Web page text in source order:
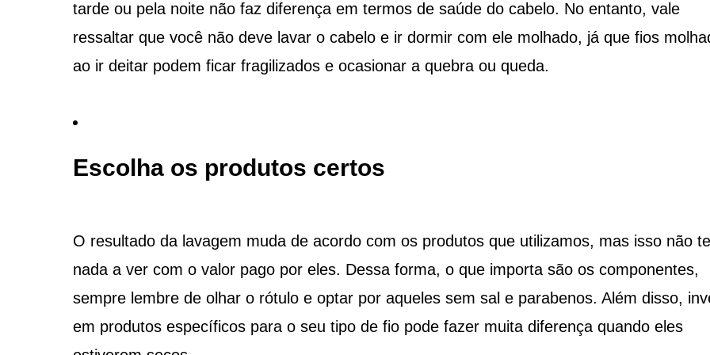
tarde ou pela noite não faz diferença em termos de saúde do cabelo. No entanto, vale
ressaltar que você não deve lavar o cabelo e ir dormir com ele molhado, já que fios
ao ir deitar podem ficar fragilizados e ocasionar a quebra ou queda.
Escolha os produtos certos
O resultado da lavagem muda de acordo com os produtos que utilizamos, mas isso não
nada a ver com o valor pago por eles. Dessa forma, o que importa são os componentes,
sempre lembre de olhar o rótulo e optar por aqueles sem sal e parabenos. Além disso,
em produtos específicos para o seu tipo de fio pode fazer muita diferença quando eles